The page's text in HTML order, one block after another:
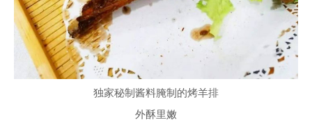
独家秘制酱料腌制的烤羊排
外酥里嫩